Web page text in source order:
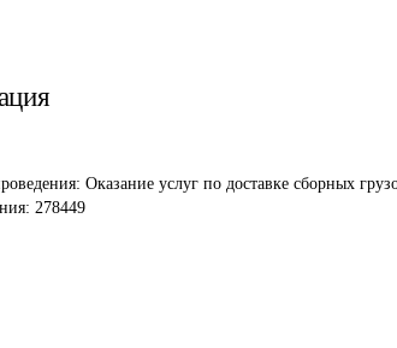
Оказание услуг по доставке сборных
278449